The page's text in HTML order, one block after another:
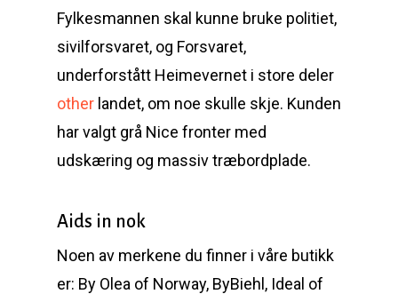
Fylkesmannen skal kunne bruke politiet,
sivilforsvaret, og Forsvaret,
underforstått Heimevernet i store deler
other landet, om noe skulle skje. Kunden
har valgt grå Nice fronter med
udskæring og massiv træbordplade.
Aids in nok
Noen av merkene du finner i våre butikk
er: By Olea of Norway, ByBiehl, Ideal of